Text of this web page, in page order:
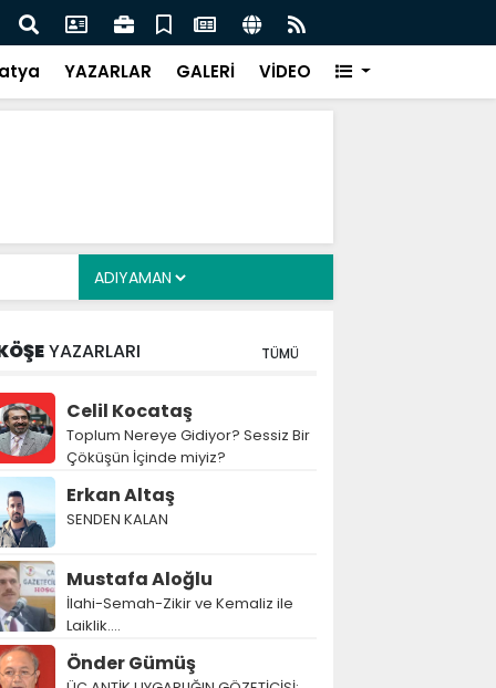
Cibuti’de diplomatik temaslarda bulundu
YAZARLAR GALERİ VİDEO
YAZARLARI TÜMÜ
Celil Kocataş
Toplum Nereye Gidiyor? Sessiz Bir
Çöküşün İçinde miyiz?
Erkan Altaş
SENDEN KALAN
Mustafa Aloğlu
İlahi-Semah-Zikir ve Kemaliz ile
Laiklik….
Önder Gümüş